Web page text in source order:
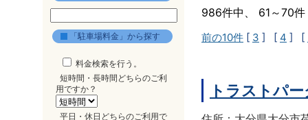
「駐車場料金」から探す
料金検索を行う。
短時間・長時間どちらのご利
用ですか？
平日・休日どちらのご利用で
986件中、 61～70
前の10件 [ 3 ] [ 4 ] [
トラストパ